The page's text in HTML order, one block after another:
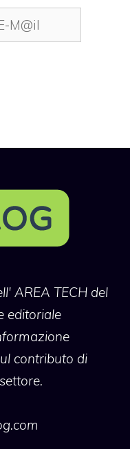
AREA TECH del
editoriale
contributo di